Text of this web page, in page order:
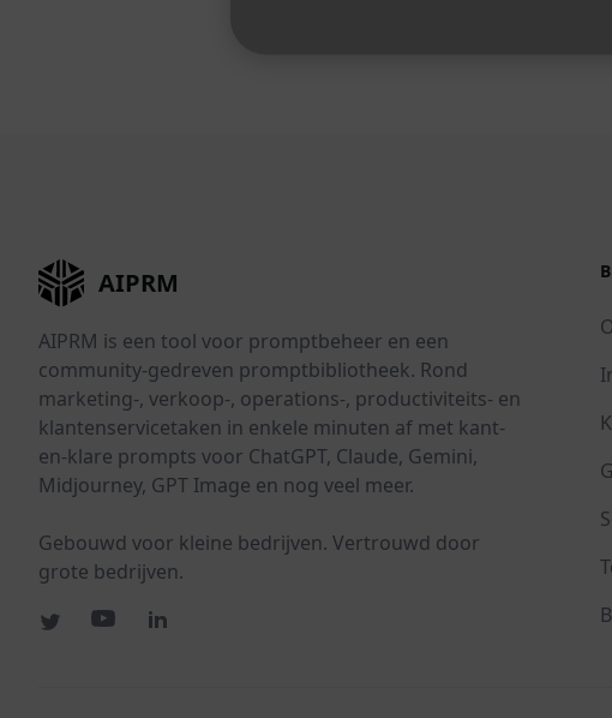
AIPRM
AIPRM is een tool voor promptbeheer en een
community-gedreven promptbibliotheek. Rond
marketing-, verkoop-, operations-, productiviteits- en
klantenservicetaken in enkele minuten af met kant-
en-klare prompts voor ChatGPT, Claude, Gemini,
Midjourney, GPT Image en nog veel meer.
Gebouwd voor kleine bedrijven. Vertrouwd door
grote bedrijven.